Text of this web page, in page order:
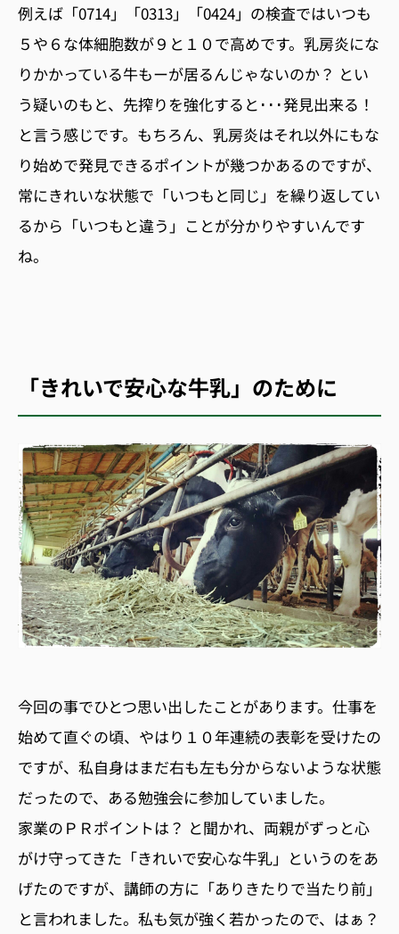
例えば「0714」「0313」「0424」の検査ではいつも
５や６な体細胞数が９と１０で高めです。乳房炎にな
りかかっている牛もーが居るんじゃないのか？ とい
う疑いのもと、先搾りを強化すると･･･発見出来る！
と言う感じです。もちろん、乳房炎はそれ以外にもな
り始めで発見できるポイントが幾つかあるのですが、
常にきれいな状態で「いつもと同じ」を繰り返してい
るから「いつもと違う」ことが分かりやすいんです
ね。
「きれいで安心な牛乳」のために
今回の事でひとつ思い出したことがあります。仕事を
始めて直ぐの頃、やはり１０年連続の表彰を受けたの
ですが、私自身はまだ右も左も分からないような状態
だったので、ある勉強会に参加していました。
家業のＰＲポイントは？ と聞かれ、両親がずっと心
がけ守ってきた「きれいで安心な牛乳」というのをあ
げたのですが、講師の方に「ありきたりで当たり前」
と言われました。私も気が強く若かったので、はぁ？